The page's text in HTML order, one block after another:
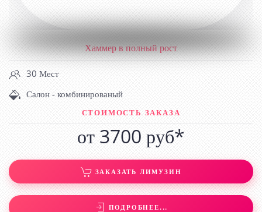
Хаммер в полный рост
30 Мест
Салон - комбинированый
СТОИМОСТЬ ЗАКАЗА
от 3700 руб*
ЗАКАЗАТЬ ЛИМУЗИН
ПОДРОБНЕЕ...